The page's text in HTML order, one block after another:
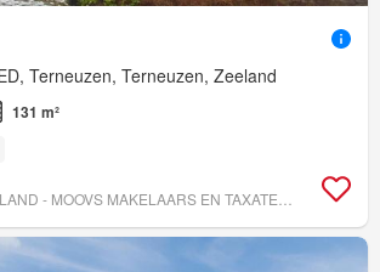
Terneuzen, Terneuzen, Zeeland
131 m²